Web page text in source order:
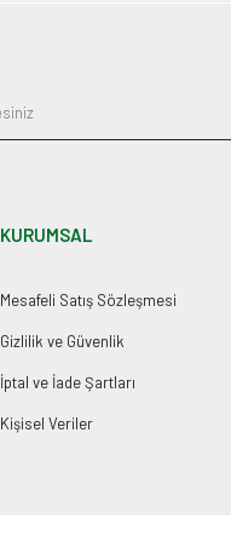
KURUMSAL
Mesafeli Satış Sözleşmesi
Gizlilik ve Güvenlik
İptal ve İade Şartları
Kişisel Veriler